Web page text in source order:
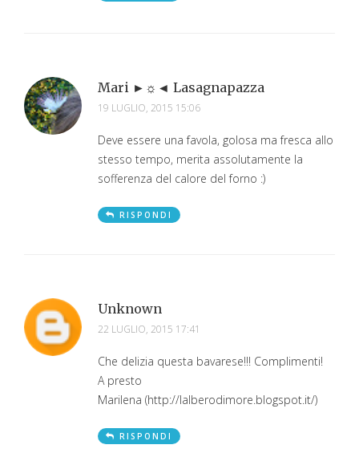
Mari ►☼◄ Lasagnapazza
19 LUGLIO, 2015 15:06
Deve essere una favola, golosa ma fresca allo
stesso tempo, merita assolutamente la
sofferenza del calore del forno :)
RISPONDI
Unknown
22 LUGLIO, 2015 17:41
Che delizia questa bavarese!!! Complimenti!
A presto
Marilena (http://lalberodimore.blogspot.it/)
RISPONDI